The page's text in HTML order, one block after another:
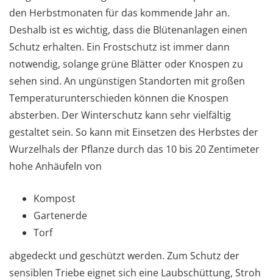
den Herbstmonaten für das kommende Jahr an.
Deshalb ist es wichtig, dass die Blütenanlagen einen
Schutz erhalten. Ein Frostschutz ist immer dann
notwendig, solange grüne Blätter oder Knospen zu
sehen sind. An ungünstigen Standorten mit großen
Temperaturunterschieden können die Knospen
absterben. Der Winterschutz kann sehr vielfältig
gestaltet sein. So kann mit Einsetzen des Herbstes der
Wurzelhals der Pflanze durch das 10 bis 20 Zentimeter
hohe Anhäufeln von
Kompost
Gartenerde
Torf
abgedeckt und geschützt werden. Zum Schutz der
sensiblen Triebe eignet sich eine Laubschüttung, Stroh